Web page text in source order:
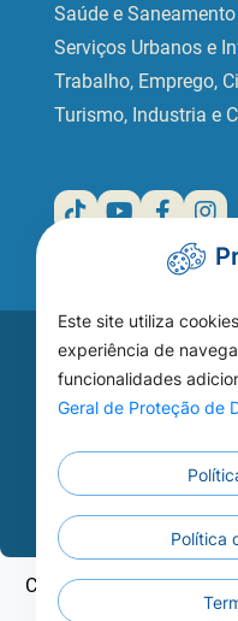
Saúde e Saneamento
Serviços Urbanos e
Trabalho, Emprego,
Turismo, Industria e
Copyright ©2026 -
os
Este site utiliza
experiência de
funcionalidades
Geral de Proteção de
Política